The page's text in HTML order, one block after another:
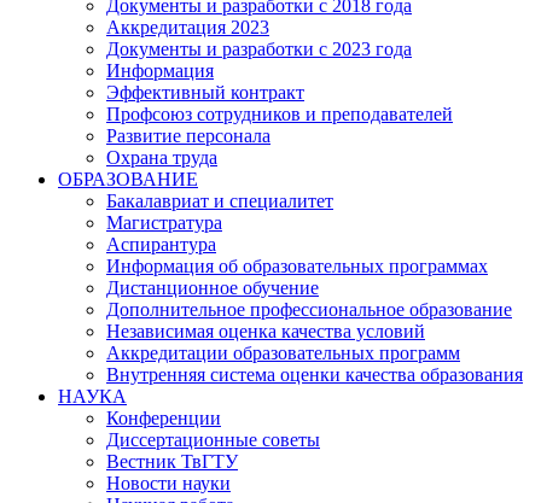
Документы и разработки с 2018 года
Аккредитация 2023
Документы и разработки с 2023 года
Информация
Эффективный контракт
Профсоюз сотрудников и преподавателей
Развитие персонала
Охрана труда
ОБРАЗОВАНИЕ
Бакалавриат и специалитет
Магистратура
Аспирантура
Информация об образовательных программах
Дистанционное обучение
Дополнительное профессиональное образование
Независимая оценка качества условий
Аккредитации образовательных программ
Внутренняя система оценки качества образования
НАУКА
Конференции
Диссертационные советы
Вестник ТвГТУ
Новости науки